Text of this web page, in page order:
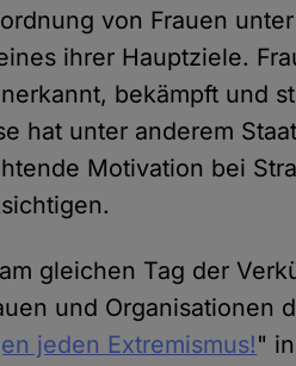
von Frauen
ihrer Hauptziele.
bekämpft und
hat unter anderem
Motivation bei
gleichen Tag der
und Organisationen
jeden Extremismus!"